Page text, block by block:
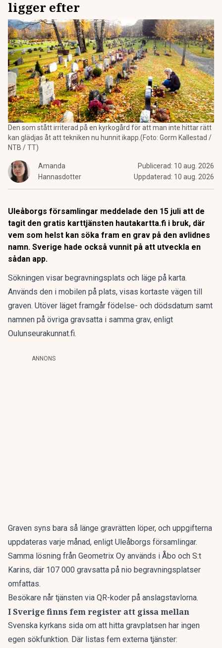
ligger efter
Den som stått irriterad på en kyrkogård för att man inte hittar rätt
kan glädjas åt att tekniken nu hunnit ikapp.(Foto: Gorm Kallestad /
NTB / TT)
Amanda
Hannasdotter
Publicerad: 10 aug. 2026
Uppdaterad: 10 aug. 2026
Uleåborgs församlingar meddelade den 15 juli att de
tagit den gratis karttjänsten hautakartta.fi i bruk, där
vem som helst kan söka fram en grav på den avlidnes
namn. Sverige hade också vunnit på att utveckla en
sådan app.
Sökningen visar begravningsplats och läge på karta.
Används den i mobilen på plats, visas kortaste vägen till
graven. Utöver läget framgår födelse- och dödsdatum samt
namnen på övriga gravsatta i samma grav, enligt
Oulunseurakunnat.fi.
ANNONS
Graven syns bara så länge gravrätten löper, och uppgifterna
uppdateras varje månad, enligt Uleåborgs församlingar.
Samma lösning från Geometrix Oy används i Åbo och S:t
Karins, där 107 000 gravsatta på nio begravningsplatser
omfattas.
Besökare når tjänsten via QR-koder på anslagstavlorna.
I Sverige finns fem register att gissa mellan
Svenska kyrkans sida om att hitta gravplatsen har ingen
egen sökfunktion. Där listas fem externa tjänster: